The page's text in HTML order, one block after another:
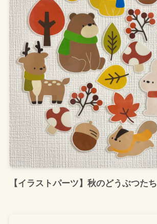
【イラストパーツ】秋のどうぶつたち